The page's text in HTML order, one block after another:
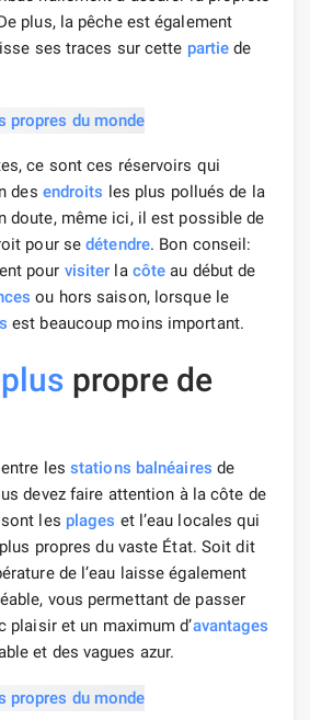
plus, la pêche est également
ses traces sur cette partie de
ce sont ces réservoirs qui
des endroits les plus pollués de la
doute, même ici, il est possible de
pour sedétendre. Bon conseil:
pour visiter la côte au début de
ou hors saison, lorsque le
est beaucoup moins important.
propre de
les stations balnéaires de
devez faire attention à la côte de
les plages et l’eau locales qui
propres du vaste État. Soit dit
de l’eau laisse également
vous permettant de passer
plaisir et un maximum d’avantages
et des vagues azur.